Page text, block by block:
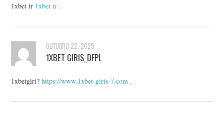
1xbet tr 1xbet tr .
OUTUBRO 22, 2025
1XBET GIRIS_DFPL
1xbetgiri?https://www.1xbet-giris-7.com .